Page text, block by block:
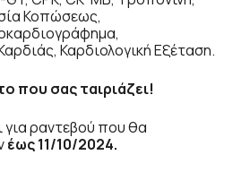
Κοπώσεως,
Καρδιολογική Εξέταση.
που σας ταιριάζει!
ραντεβού που θα
έως 11/10/2024.